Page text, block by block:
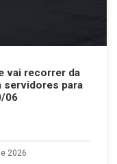
vai recorrer da
servidores para
06
2026